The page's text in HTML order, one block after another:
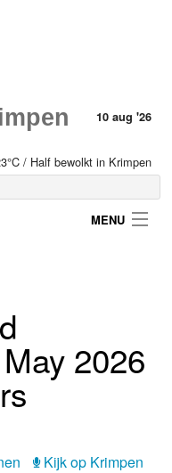
10 aug '26
/ Half bewolkt in Krimpen
MENU
2026
Kijk op Krimpen